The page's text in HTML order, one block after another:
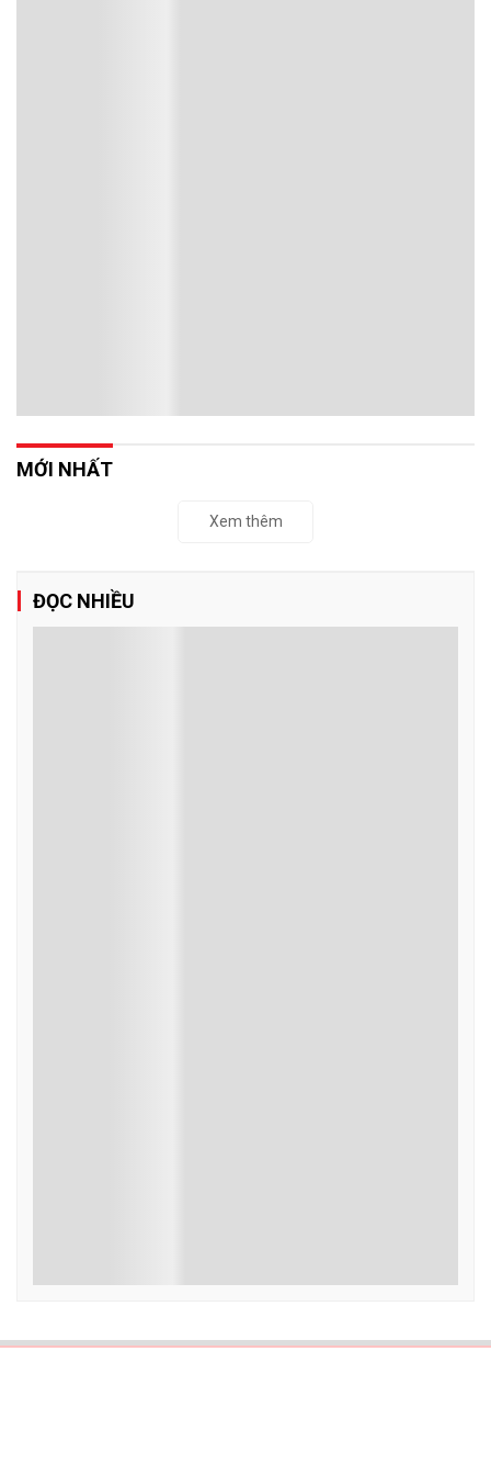
MỚI NHẤT
Xem thêm
ĐỌC NHIỀU